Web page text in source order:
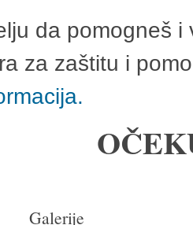
da pomogneš
za zaštitu i
Galerije